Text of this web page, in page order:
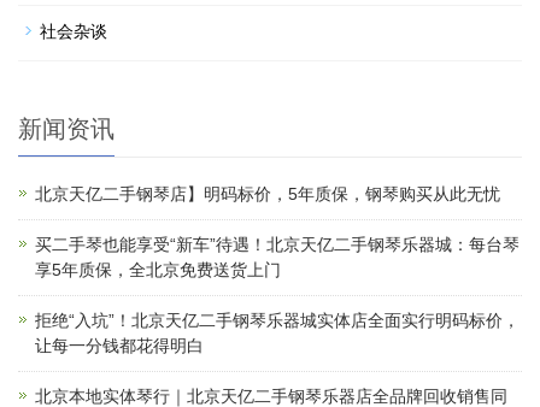
社会杂谈
新闻资讯
北京天亿二手钢琴店】明码标价，5年质保，钢琴购买从此无忧
买二手琴也能享受“新车”待遇！北京天亿二手钢琴乐器城：每台琴
享5年质保，全北京免费送货上门
拒绝“入坑”！北京天亿二手钢琴乐器城实体店全面实行明码标价，
让每一分钱都花得明白
北京本地实体琴行｜北京天亿二手钢琴乐器店全品牌回收销售同